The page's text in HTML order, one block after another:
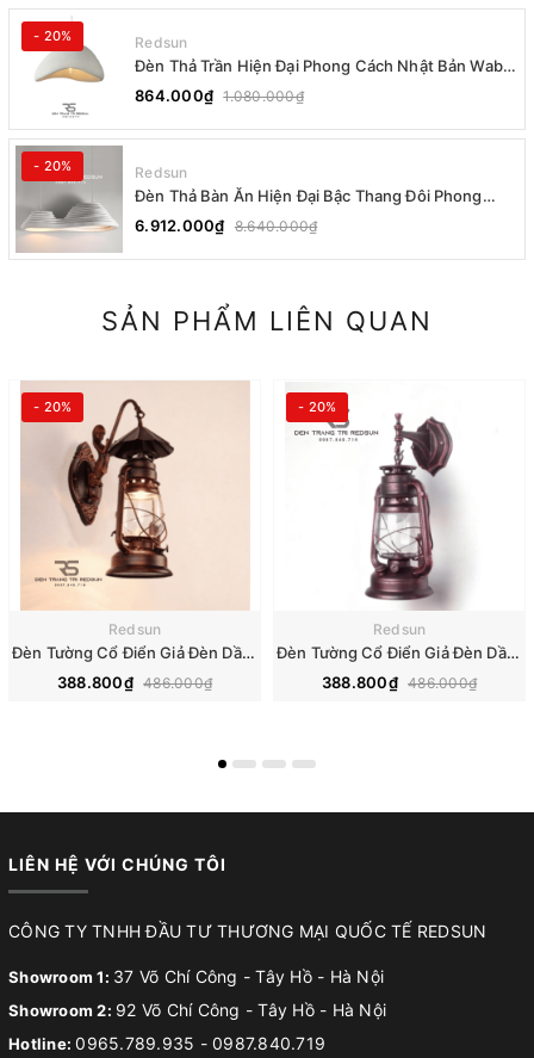
- 20% Redsun
Đèn Thả Trần Hiện Đại Phong Cách Nhật Bản Wabi-
sabi CDT-T036 Dáng A
864.000₫ 1.080.000₫
- 20% Redsun
Đèn Thả Bàn Ăn Hiện Đại Bậc Thang Đôi Phong
Cách Nhật Bản Wabi-sabi DC-T078A
6.912.000₫ 8.640.000₫
SẢN PHẨM LIÊN QUAN
- 20%
Redsun
Đèn Tường Cổ Điển Giả Đèn Dầu Chao Thủy Tinh Trang Trí Phòng Khách, Phòng Ngủ, Cầu Thang DT-C6116/1
388.800₫ 486.000₫
- 20%
Redsun
Đèn Tường Cổ Điển Giả Đèn Dầu Chao Thủy Tinh Trang Trí Phòng Khách, Phòng Ngủ, Cầu Thang DT-C6211/1
388.800₫ 486.000₫
LIÊN HỆ VỚI CHÚNG TÔI
CÔNG TY TNHH ĐẦU TƯ THƯƠNG MẠI QUỐC TẾ REDSUN
Showroom 1: 37 Võ Chí Công - Tây Hồ - Hà Nội
Showroom 2: 92 Võ Chí Công - Tây Hồ - Hà Nội
Hotline:0965.789.935 - 0987.840.719